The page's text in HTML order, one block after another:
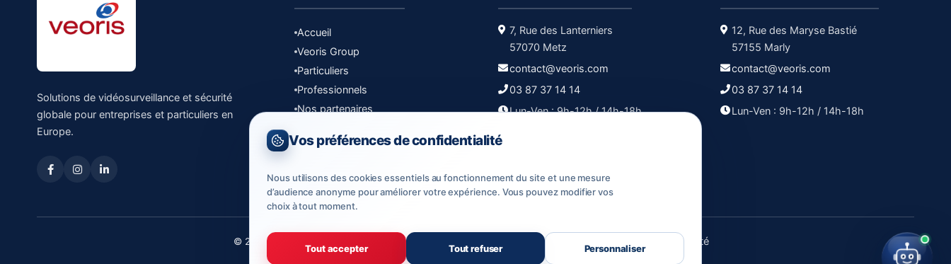
Vos préférences de confidentialité
Nous utilisons des cookies essentiels au fonctionnement du site et une mesure
d’audience anonyme pour améliorer votre expérience. Vous pouvez modifier vos
choix à tout moment.
Tout accepter Tout refuser Personnaliser
Solutions de vidéosurveillance et sécurité
globale pour entreprises et particuliers en
Europe.
Accueil
Veoris Group
Particuliers
Professionnels
Nos partenaires
Contactez-nous
7, Rue des Lanterniers
57070 Metz
contact@veoris.com
03 87 37 14 14
Lun-Ven : 9h-12h / 14h-18h
12, Rue des Maryse Bastié
57155 Marly
contact@veoris.com
03 87 37 14 14
Lun-Ven : 9h-12h / 14h-18h
© 2026 — Tous droits réservés. Mentions légales Politique de confidentialité